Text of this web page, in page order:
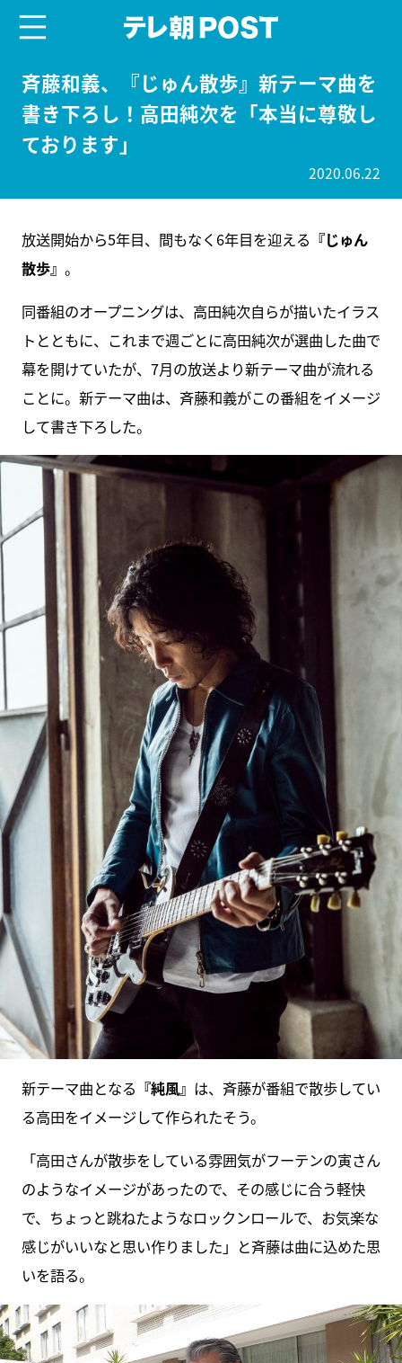
斉藤和義、『じゅん散歩』新テーマ曲を
書き下ろし！高田純次を「本当に尊敬し
ております」
2020.06.22
放送開始から5年目、間もなく6年目を迎える 『じゅん
散歩』 。
同番組のオープニングは、高田純次自らが描いたイラス
トとともに、これまで週ごとに高田純次が選曲した曲で
幕を開けていたが、7月の放送より新テーマ曲が流れる
ことに。新テーマ曲は、斉藤和義がこの番組をイメージ
して書き下ろした。
新テーマ曲となる 『純風』 は、斉藤が番組で散歩してい
る高田をイメージして作られたそう。
「高田さんが散歩をしている雰囲気がフーテンの寅さん
のようなイメージがあったので、その感じに合う軽快
で、ちょっと跳ねたようなロックンロールで、お気楽な
感じがいいなと思い作りました」と斉藤は曲に込めた思
いを語る。